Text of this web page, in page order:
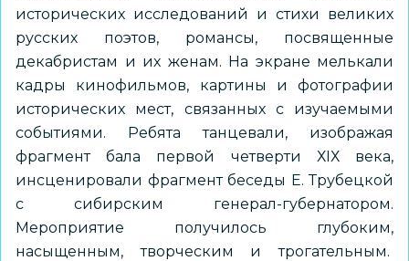
исторических исследований и стихи великих
русских поэтов, романсы, посвященные
декабристам и их женам. На экране мелькали
кадры кинофильмов, картины и фотографии
исторических мест, связанных с изучаемыми
событиями. Ребята танцевали, изображая
фрагмент бала первой четверти ХIХ века,
инсценировали фрагмент беседы Е. Трубецкой
с сибирским генерал-губернатором.
Мероприятие получилось глубоким,
насыщенным, творческим и трогательным.